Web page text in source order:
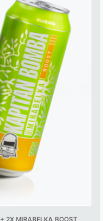
2X MIRABELKA BOOST